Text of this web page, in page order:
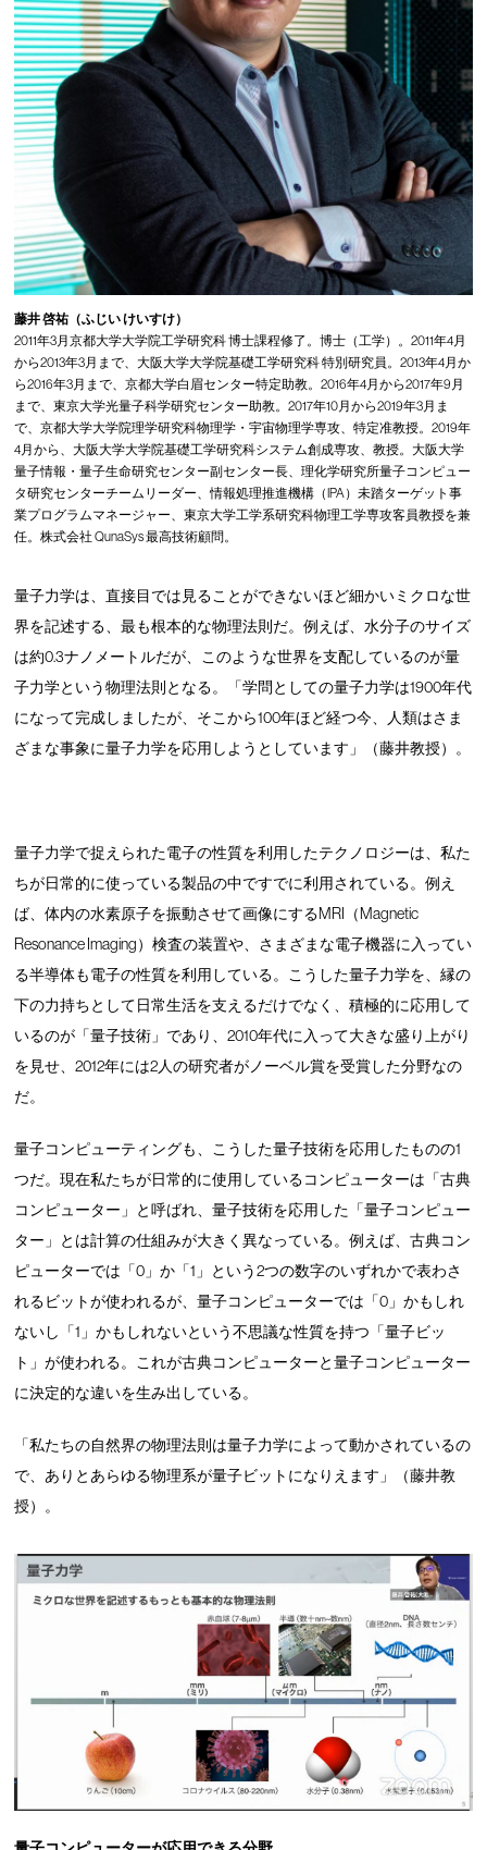
藤井 啓祐（ふじい けいすけ）
2011年3月京都大学大学院工学研究科 博士課程修了。博士（工学）。2011年4月
から2013年3月まで、大阪大学大学院基礎工学研究科 特別研究員。2013年4月か
ら2016年3月まで、京都大学白眉センター特定助教。2016年4月から2017年9月
まで、東京大学光量子科学研究センター助教。2017年10月から2019年3月ま
で、京都大学大学院理学研究科物理学・宇宙物理学専攻、特定准教授。2019年
4月から、大阪大学大学院基礎工学研究科システム創成専攻、教授。大阪大学
量子情報・量子生命研究センター副センター長、理化学研究所量子コンピュー
タ研究センターチームリーダー、情報処理推進機構（IPA）未踏ターゲット事
業プログラムマネージャー、東京大学工学系研究科物理工学専攻客員教授を兼
任。株式会社 QunaSys 最高技術顧問。
量子力学は、直接目では見ることができないほど細かいミクロな世
界を記述する、最も根本的な物理法則だ。例えば、水分子のサイズ
は約0.3ナノメートルだが、このような世界を支配しているのが量
子力学という物理法則となる。「学問としての量子力学は1900年代
になって完成しましたが、そこから100年ほど経つ今、人類はさま
ざまな事象に量子力学を応用しようとしています」（藤井教授）。
量子力学で捉えられた電子の性質を利用したテクノロジーは、私た
ちが日常的に使っている製品の中ですでに利用されている。例え
ば、体内の水素原子を振動させて画像にするMRI（Magnetic
Resonance Imaging）検査の装置や、さまざまな電子機器に入ってい
る半導体も電子の性質を利用している。こうした量子力学を、縁の
下の力持ちとして日常生活を支えるだけでなく、積極的に応用して
いるのが「量子技術」であり、2010年代に入って大きな盛り上がり
を見せ、2012年には2人の研究者がノーベル賞を受賞した分野なの
だ。
量子コンピューティングも、こうした量子技術を応用したものの1
つだ。現在私たちが日常的に使用しているコンピューターは「古典
コンピューター」と呼ばれ、量子技術を応用した「量子コンピュー
ター」とは計算の仕組みが大きく異なっている。例えば、古典コン
ピューターでは「0」か「1」という2つの数字のいずれかで表わさ
れるビットが使われるが、量子コンピューターでは「0」かもしれ
ないし「1」かもしれないという不思議な性質を持つ「量子ビッ
ト」が使われる。これが古典コンピューターと量子コンピューター
に決定的な違いを生み出している。
「私たちの自然界の物理法則は量子力学によって動かされているの
で、ありとあらゆる物理系が量子ビットになりえます」（藤井教
授）。